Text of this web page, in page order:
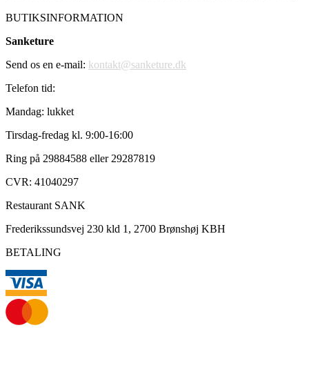
BUTIKSINFORMATION
Sanketure
Send os en e-mail: kontakt@sanketure.dk
Telefon tid:
Mandag: lukket
Tirsdag-fredag kl. 9:00-16:00
Ring på 29884588 eller 29287819
CVR: 41040297
Restaurant SANK
Frederikssundsvej 230 kld 1, 2700 Brønshøj KBH
BETALING